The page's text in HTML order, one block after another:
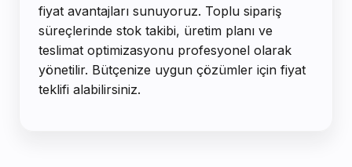
fiyat avantajları sunuyoruz. Toplu sipariş
süreçlerinde stok takibi, üretim planı ve
teslimat optimizasyonu profesyonel olarak
yönetilir. Bütçenize uygun çözümler için fiyat
teklifi alabilirsiniz.